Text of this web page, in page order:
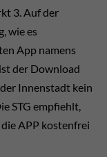
3. Auf der
wie es
App namens
der Download
Innenstadt kein
STG empfiehlt,
APP kostenfrei